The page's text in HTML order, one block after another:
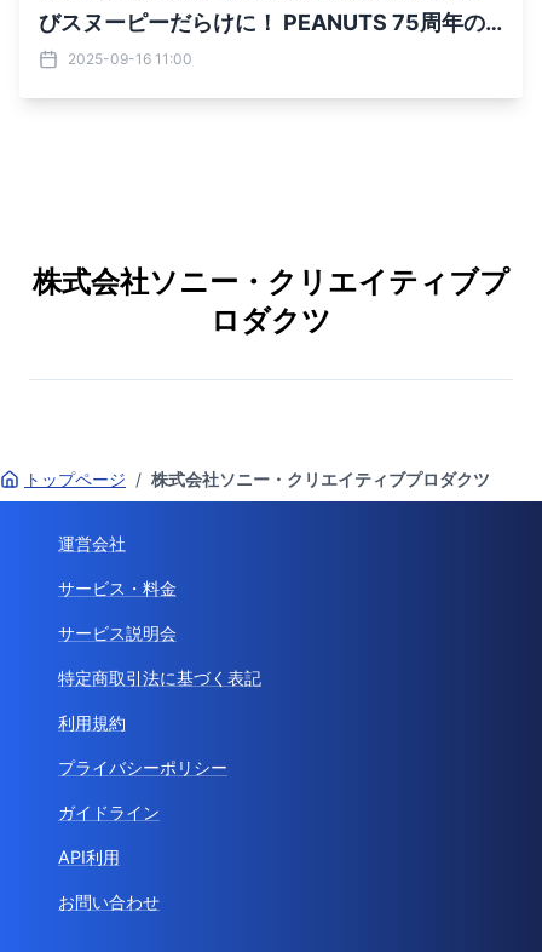
びスヌーピーだらけに！ PEANUTS 75周年の
期間限定ショップを開催
2025-09-16 11:00
株式会社ソニー・クリエイティブプ
ロダクツ
トップページ / 株式会社ソニー・クリエイティブプロダクツ
運営会社
サービス・料金
サービス説明会
特定商取引法に基づく表記
利用規約
プライバシーポリシー
ガイドライン
API利用
お問い合わせ